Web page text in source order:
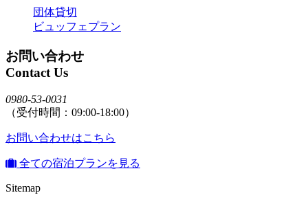
団体貸切
ビュッフェプラン
お問い合わせ
Contact Us
0980-53-0031
（受付時間：09:00-18:00）
お問い合わせはこちら
全ての宿泊プランを見る
Sitemap